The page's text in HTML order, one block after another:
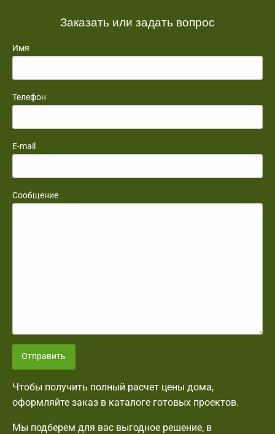
Заказать или задать вопрос
Имя
Телефон
E-mail
Сообщение
Отправить
Чтобы получить полный расчет цены дома,
оформляйте заказ в каталоге готовых проектов.
Мы подберем для вас выгодное решение, в